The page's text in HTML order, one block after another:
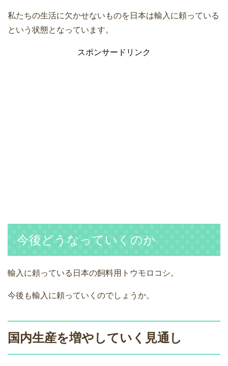
私たちの生活に欠かせないものを日本は輸入に頼っている
という状態となっています。
スポンサードリンク
今後どうなっていくのか
輸入に頼っている日本の飼料用トウモロコシ。
今後も輸入に頼っていくのでしょうか。
国内生産を増やしていく見通し